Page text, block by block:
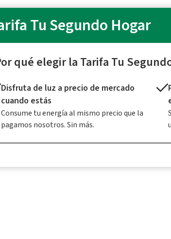
Tu Segundo Hogar
qué elegir la Tarifa Tu
Disfruta de luz a precio de mercado
cuando estás
Consume tu energía al mismo precio que la
pagamos nosotros. Sin más.